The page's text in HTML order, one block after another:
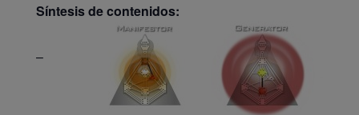
Síntesis de contenidos:
–